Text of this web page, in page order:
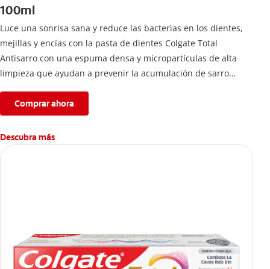
100ml
Luce una sonrisa sana y reduce las bacterias en los dientes,
mejillas y encías con la pasta de dientes Colgate Total
Antisarro con una espuma densa y micropartículas de alta
limpieza que ayudan a prevenir la acumulación de sarro
Comprar ahora
Descubra más